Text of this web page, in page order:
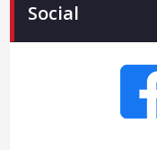
Social